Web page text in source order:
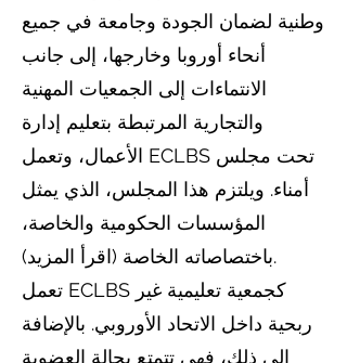
وطنية لضمان الجودة وجامعة في جميع
أنحاء أوروبا وخارجها، إلى جانب
الانتماءات إلى الجمعيات المهنية
والتجارية المرتبطة بتعليم إدارة
الأعمال، وتعمل ECLBS تحت مجلس
أمناء. ويلتزم هذا المجلس، الذي يمثل
المؤسسات الحكومية والخاصة،
باختصاصاته الخاصة (اقرأ المزيد).
تعمل ECLBS كجمعية تعليمية غير
ربحية داخل الاتحاد الأوروبي. بالإضافة
إلى ذلك، فهي تتمتع بحالة العضوية